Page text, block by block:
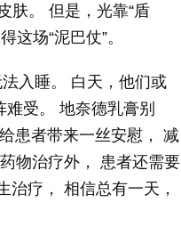
肤。 但是，光靠“盾
场“泥巴仗”。
入睡。 白天，他们或
受。 地奈德乳膏别
患者带来一丝安慰， 减
物治疗外， 患者还需要
治疗， 相信总有一天，